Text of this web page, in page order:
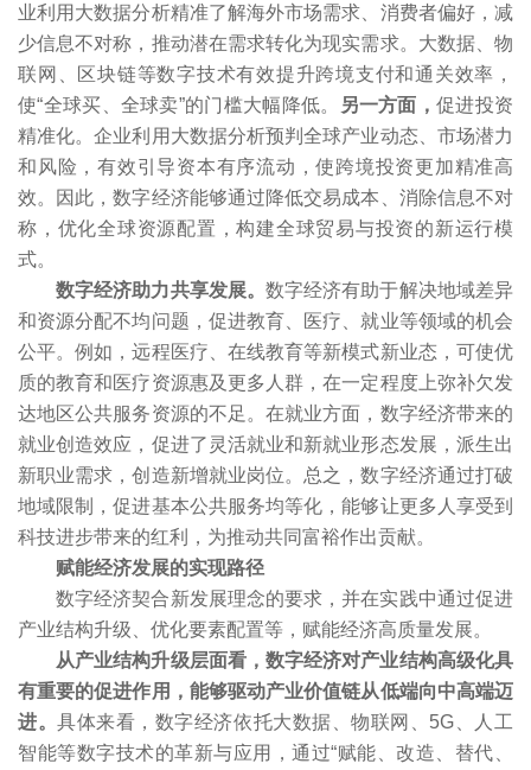
业利用大数据分析精准了解海外市场需求、消费者偏好，减
少信息不对称，推动潜在需求转化为现实需求。大数据、物
联网、区块链等数字技术有效提升跨境支付和通关效率，
使“全球买、全球卖”的门槛大幅降低。
另一方面，促进投资
精准化。企业利用大数据分析预判全球产业动态、市场潜力
和风险，有效引导资本有序流动，使跨境投资更加精准高
效。因此，数字经济能够通过降低交易成本、消除信息不对
称，优化全球资源配置，构建全球贸易与投资的新运行模
式。
数字经济助力共享发展。 数字经济有助于解决地域差异
和资源分配不均问题，促进教育、医疗、就业等领域的机会
公平。例如，远程医疗、在线教育等新模式新业态，可使优
质的教育和医疗资源惠及更多人群，在一定程度上弥补欠发
达地区公共服务资源的不足。在就业方面，数字经济带来的
就业创造效应，促进了灵活就业和新就业形态发展，派生出
新职业需求，创造新增就业岗位。总之，数字经济通过打破
地域限制，促进基本公共服务均等化，能够让更多人享受到
科技进步带来的红利，为推动共同富裕作出贡献。
赋能经济发展的实现路径
数字经济契合新发展理念的要求，并在实践中通过促进
产业结构升级、优化要素配置等，赋能经济高质量发展。
从产业结构升级层面看，数字经济对产业结构高级化具
有重要的促进作用，能够驱动产业价值链从低端向中高端迈
进。具体来看，数字经济依托大数据、物联网、5G、人工
智能等数字技术的革新与应用，通过“赋能、改造、替代、